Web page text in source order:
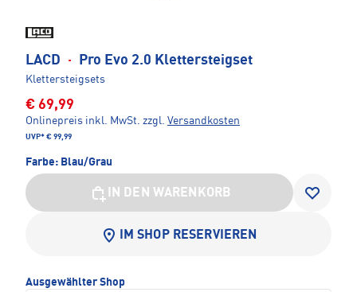
LACD · Pro Evo 2.0 Klettersteigset
Klettersteigsets
€ 69,99
Onlinepreis inkl. MwSt. zzgl. Versandkosten
UVP* € 99,99
Farbe: Blau/Grau
IN DEN WARENKORB
IM SHOP RESERVIEREN
Ausgewählter Shop